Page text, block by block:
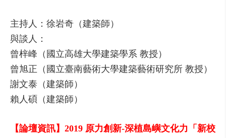
主持人：徐岩奇（建築師）
與談人：
曾梓峰（國立高雄大學建築學系 教授）
曾旭正（國立臺南藝術大學建築藝術研究所 教授）
謝文泰（建築師）
賴人碩（建築師）
【論壇資訊】2019 原力創新-深植島嶼文化力「新校